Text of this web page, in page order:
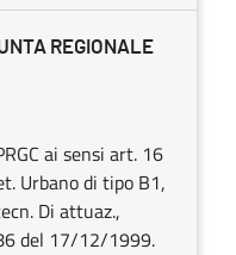
REGIONALE
ai sensi art. 16
Urbano di tipo B1,
Di attuaz.,
del 17/12/1999.